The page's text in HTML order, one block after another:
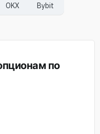
OKX Bybit
по